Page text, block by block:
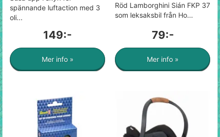
spännande luftaction med 3
oli...
149:-
Mer info »
Röd Lamborghini Sián FKP 37
som leksaksbil från Ho...
79:-
Mer info »